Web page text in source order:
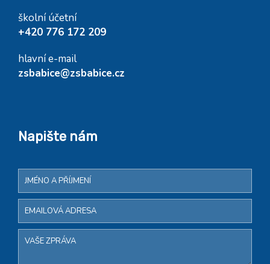
školní účetní
+420 776 172 209
hlavní e-mail
zsbabice@zsbabice.cz
Napište nám